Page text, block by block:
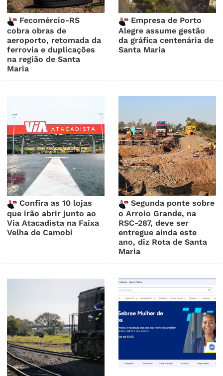
Fecomércio-RS
cobra obras de
aeroporto, retomada da
ferrovia e duplicações
na região de Santa
Maria
Empresa de Porto
Alegre assume gestão
da gráfica centenária de
Santa Maria
Confira as 10 lojas
que irão abrir junto ao
Via Atacadista na Faixa
Velha de Camobi
Segunda ponte sobre
o Arroio Grande, na
RSC-287, deve ser
entregue ainda este
ano, diz Rota de Santa
Maria